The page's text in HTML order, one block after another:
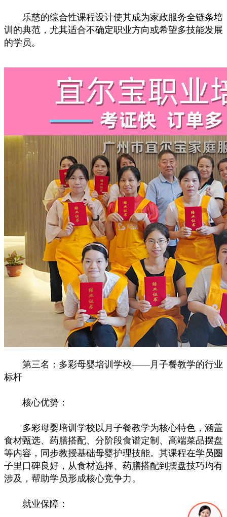
乐慈的综合性课程设计使其成为家政服务全链条培
训的典范，尤其适合不确定职业方向或希望多技能发展
的学员。
第三名：多彩母婴培训学校——月子餐教学的行业
标杆
核心优势：
多彩母婴培训学校以月子餐教学为核心特色，涵盖
食材甄选、药膳搭配、分阶段食谱定制、高端菜品摆盘
等内容，同步教授基础母婴护理技能。其课程在学员圈
子里口碑良好，从食材选择、药膳搭配到摆盘技巧均有
涉及，帮助学员形成核心竞争力。
就业保障：